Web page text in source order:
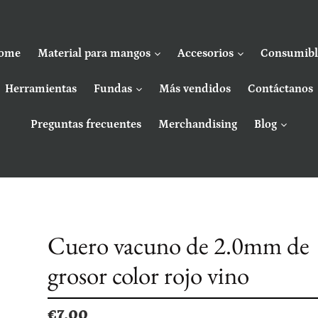
Material para mangos Accesorios
Herramientas Fundas Más vendidos Contáctanos
Preguntas frecuentes Merchandising Blog
Cuero vacuno de 2.0mm de
grosor color rojo vino